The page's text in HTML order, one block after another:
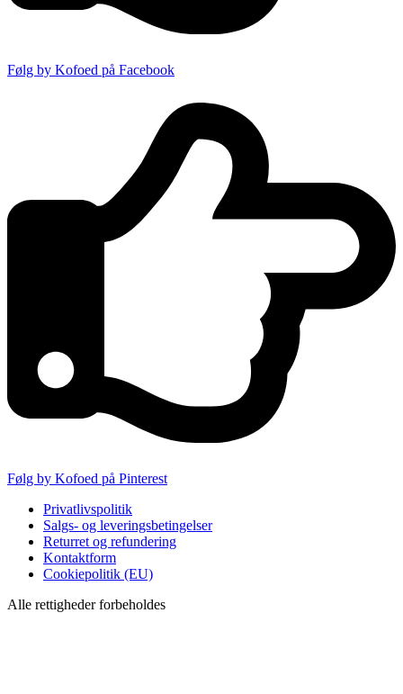
Følg by Kofoed på Facebook
Følg by Kofoed på Pinterest
Privatlivspolitik
Salgs- og leveringsbetingelser
Returret og refundering
Kontaktform
Cookiepolitik (EU)
Alle rettigheder forbeholdes